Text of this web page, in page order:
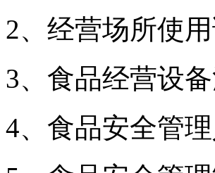
2、经营场所使
3、食品经营设
4、食品安全管